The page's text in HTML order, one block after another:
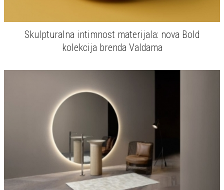
Skulpturalna intimnost materijala: nova Bold
kolekcija brenda Valdama